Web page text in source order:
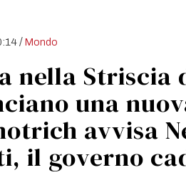
/Mondo
nella Striscia
una
avvisa
il governo